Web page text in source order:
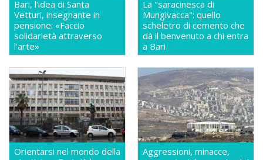
Bari, l'idea di Santa
Vetturi, insegnante in
pensione: «Faccio
solidarietà attraverso
l'arte»
La "saracinesca di
Mungivacca": quello
scheletro di cemento che
dà il benvenuto a chi entra
a Bari
Orientarsi nel mondo della
Aggressioni, minacce,